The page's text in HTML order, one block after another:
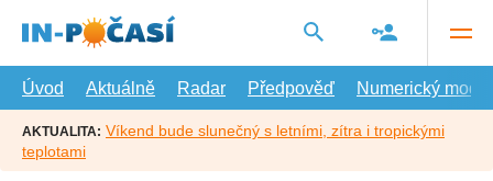
hlavní
Úvod
Aktuálně Radar Předpověď Numerický model
AKTUALITA: Víkend bude slunečný s letními, zítra i tropickými
teplotami